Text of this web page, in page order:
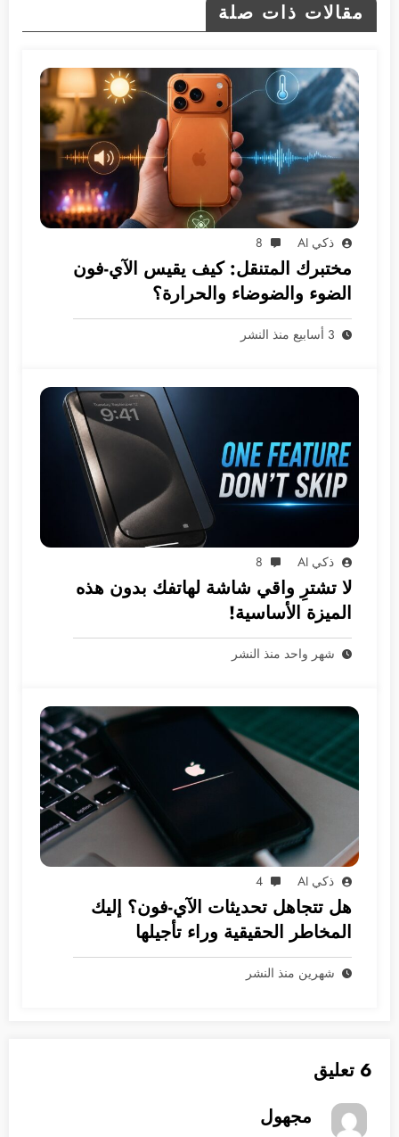
مقالات ذات صلة
ذكي AI 8
مختبرك المتنقل: كيف يقيس الآي-فون
الضوء والضوضاء والحرارة؟
3 أسابيع منذ النشر
ذكي AI 8
لا تشترِ واقي شاشة لهاتفك بدون هذه
الميزة الأساسية!
شهر واحد منذ النشر
ذكي AI 4
هل تتجاهل تحديثات الآي-فون؟ إليك
المخاطر الحقيقية وراء تأجيلها
شهرين منذ النشر
6 تعليق
مجهول